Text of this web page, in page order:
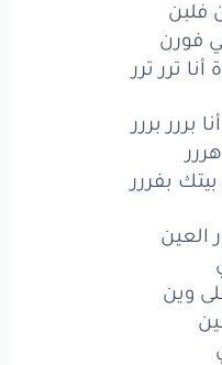
أنابررر
بيتكبفررر
العين
وين
فلبن
فورن
ترر ترر
بررر بررر
بفررر
العين
وين